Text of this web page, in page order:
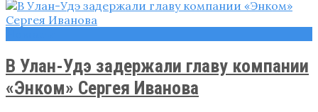
В Улан-Удэ задержали главу компании
«Энком» Сергея Иванова